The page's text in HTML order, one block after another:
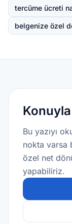
tercüme ücreti
belgenize özel
Bu yazıyı
nokta varsa
özel net
yapabiliriz.